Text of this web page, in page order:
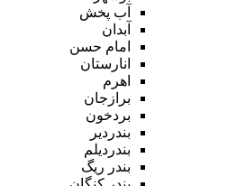
آب پخش
آبدان
امام حسن
انارستان
اهرم
برازجان
بردخون
بندردیر
بندردیلم
بندر ریگ